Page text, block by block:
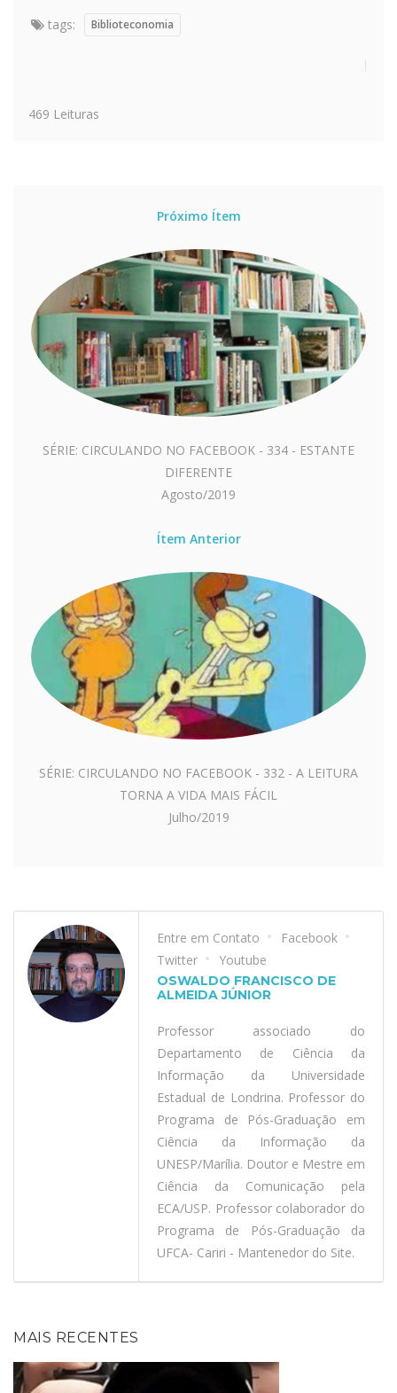
tags: Biblioteconomia
469 Leituras
Próximo Ítem
SÉRIE: CIRCULANDO NO FACEBOOK - 334 - ESTANTE
DIFERENTE
Agosto/2019
Ítem Anterior
SÉRIE: CIRCULANDO NO FACEBOOK - 332 - A LEITURA
TORNA A VIDA MAIS FÁCIL
Julho/2019
Entre em Contato
Facebook
Twitter
Youtube
OSWALDO FRANCISCO DE
ALMEIDA JÚNIOR
Professor associado do
Departamento de Ciência da
Informação da Universidade
Estadual de Londrina. Professor do
Programa de Pós-Graduação em
Ciência da Informação da
UNESP/Marília. Doutor e Mestre em
Ciência da Comunicação pela
ECA/USP. Professor colaborador do
Programa de Pós-Graduação da
UFCA- Cariri - Mantenedor do Site.
MAIS RECENTES